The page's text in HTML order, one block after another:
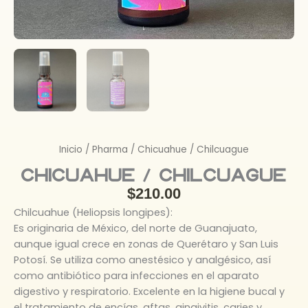
Inicio / Pharma / Chicuahue / Chilcuague
Chicuahue / Chilcuague
$210.00
Chilcuahue (Heliopsis longipes):
Es originaria de México, del norte de Guanajuato,
aunque igual crece en zonas de Querétaro y San Luis
Potosí. Se utiliza como anestésico y analgésico, así
como antibiótico para infecciones en el aparato
digestivo y respiratorio. Excelente en la higiene bucal y